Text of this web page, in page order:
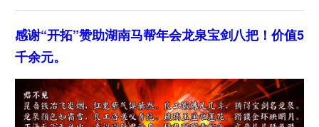
感谢“开拓”赞助湖南马帮年会龙泉宝剑八把！价值5
千余元。